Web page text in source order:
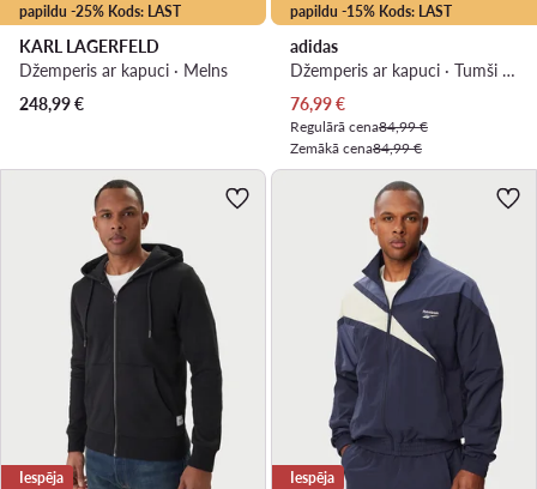
papildu -25% Kods: LAST
KARL LAGERFELD
Džemperis ar kapuci · Melns
248,99€
papildu -15% Kods: LAST
adidas
Džemperis ar kapuci · Tumši zils
Pašreizējā cena
76,99€
Regulārā cena84,99 €
Zemākā cena84,99 €
Iespēja Iespēja